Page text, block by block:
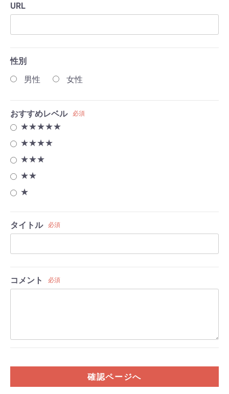
URL
性別
男性
女性
おすすめレベル 必須
★★★★★
★★★★
★★★
★★
★
タイトル 必須
コメント 必須
確認ページへ